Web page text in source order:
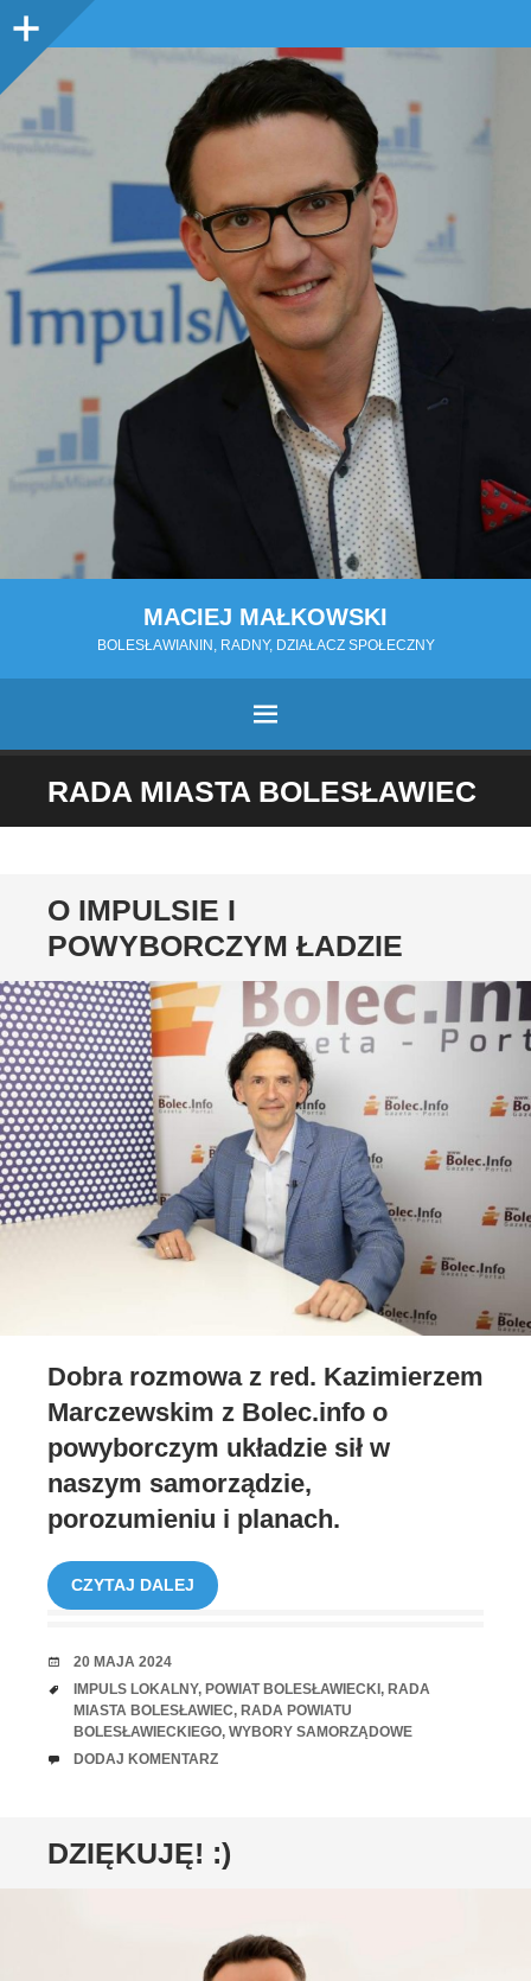
Panel
MACIEJ MAŁKOWSKI
BOLESŁAWIANIN, RADNY, DZIAŁACZ SPOŁECZNY
MENU
PRZESKOCZ
RADA MIASTA BOLESŁAWIEC
O IMPULSIE I
POWYBORCZYM ŁADZIE
Dobra rozmowa z red. Kazimierzem
Marczewskim z Bolec.info o
powyborczym układzie sił w
naszym samorządzie,
porozumieniu i planach.
CZYTAJ DALEJ
RANDKA
20 MAJA 2024
TAGI
IMPULS LOKALNY, POWIAT BOLESŁAWIECKI , RADA
MIASTA BOLESŁAWIEC, RADA POWIATU
BOLESŁAWIECKIEGO, WYBORY SAMORZĄDOWE
UWAGI
DODAJ KOMENTARZ
DZIĘKUJĘ! :)